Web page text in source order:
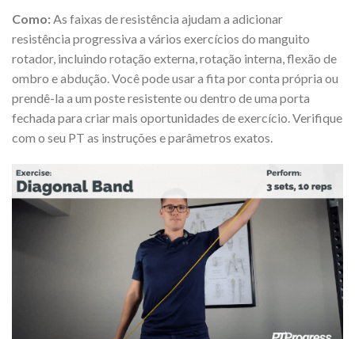
Como: As faixas de resistência ajudam a adicionar
resistência progressiva a vários exercícios do manguito
rotador, incluindo rotação externa, rotação interna, flexão de
ombro e abdução. Você pode usar a fita por conta própria ou
prendê-la a um poste resistente ou dentro de uma porta
fechada para criar mais oportunidades de exercício. Verifique
com o seu PT as instruções e parâmetros exatos.